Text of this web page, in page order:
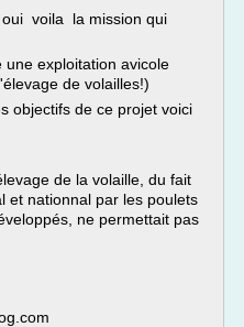
voila la mission qui
une exploitation avicole
de volailles!)
objectifs de ce projet voici
de la volaille, du fait
et nationnal par les poulets
ne permettait pas